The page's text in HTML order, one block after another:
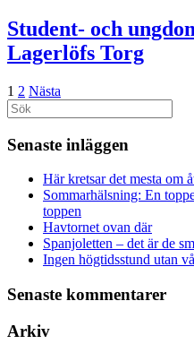
Student- och
Lagerlöfs Torg
1 2 Nästa
Sök
efter:
Senaste inläggen
Här kretsar det mesta om
Sommarhälsning: En
toppen
Havtornet ovan där
Spanjoletten – det är de
Ingen högtidsstund utan
Senaste kommentarer
Arkiv